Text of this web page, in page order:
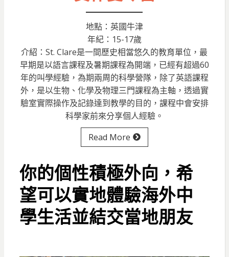
地點：英國牛津
年紀：15-17歲
介紹：St. Clare是一間歷史相當悠久的教育單位，最
早期是以語言課程及暑期課程為開端，已經有超過60
年的叫學經驗，為期兩周的科學營隊，除了英語課程
外，是以生物、化學及物理三門課程為主軸，透過實
驗室實際操作及記錄達到教學的目的，課程中會安排
科學家前來分享個人經驗。
Read More
你的個性積極外向，希
望可以實地體驗海外中
學生活並結交當地朋友